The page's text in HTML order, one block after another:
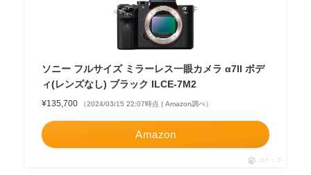
ソニー フルサイズ ミラーレス一眼カメラ α7II ボデ
ィ(レンズなし) ブラック ILCE-7M2
¥135,700 （2024/03/15 22:07時点 | Amazon調べ）
Amazon
ポチップ